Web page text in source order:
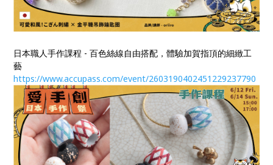
日本職人手作課程 - 百色絲線自由搭配，體驗加賀指頂的細緻工
藝
https://www.accupass.com/event/2603190402451229237790​